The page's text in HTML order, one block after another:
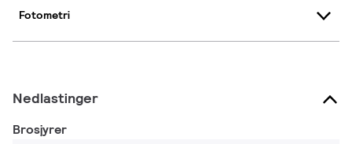
Fotometri
Nedlastinger
Brosjyrer